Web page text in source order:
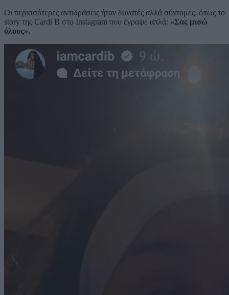
Οι περισσότερες αντιδράσεις ήταν δυνατές αλλά σύντομες, όπως το
story της Cardi Β στο Instagram που έγραψε απλά: «Σας μισώ
όλους».